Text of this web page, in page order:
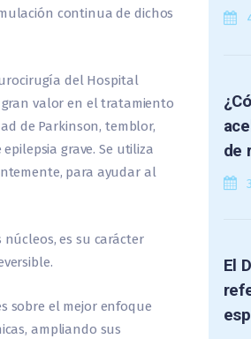
continua de dichos
del Hospital
gran valor en el tratamiento
de Parkinson, temblor,
grave. Se utiliza
para ayudar al
es su carácter
sobre el mejor enfoque
ampliando sus
de
El